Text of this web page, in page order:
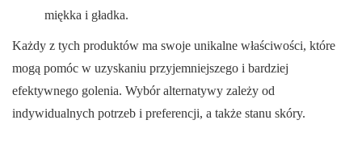
miękka i gładka.
Każdy z tych produktów ma swoje unikalne właściwości, które
mogą pomóc w uzyskaniu przyjemniejszego i bardziej
efektywnego golenia. Wybór alternatywy zależy od
indywidualnych potrzeb i preferencji, a także stanu skóry.